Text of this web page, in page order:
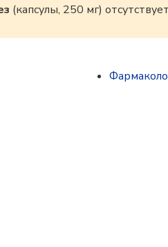
(капсулы, 250 мг)